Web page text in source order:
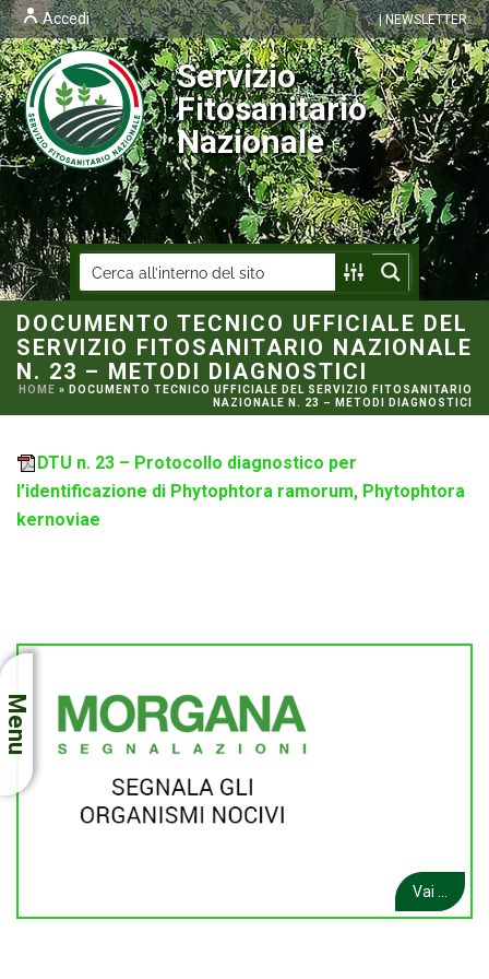
| NEWSLETTER
Accedi
Servizio
Fitosanitario
Nazionale
DOCUMENTO TECNICO UFFICIALE DEL
SERVIZIO FITOSANITARIO NAZIONALE
N. 23 – METODI DIAGNOSTICI
HOME » DOCUMENTO TECNICO UFFICIALE DEL SERVIZIO FITOSANITARIO
NAZIONALE N. 23 – METODI DIAGNOSTICI
Menu
DTU n. 23 – Protocollo diagnostico per
l’identificazione di Phytophtora ramorum, Phytophtora
kernoviae
Vai ...